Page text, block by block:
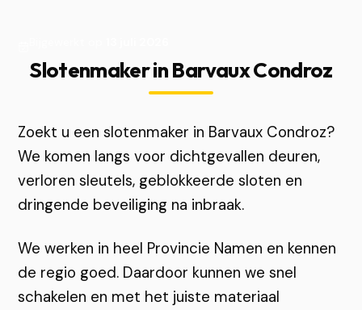
Slotenmaker in Barvaux Condroz
Zoekt u een slotenmaker in Barvaux Condroz?
We komen langs voor dichtgevallen deuren,
verloren sleutels, geblokkeerde sloten en
dringende beveiliging na inbraak.
We werken in heel Provincie Namen en kennen
de regio goed. Daardoor kunnen we snel
schakelen en met het juiste materiaal